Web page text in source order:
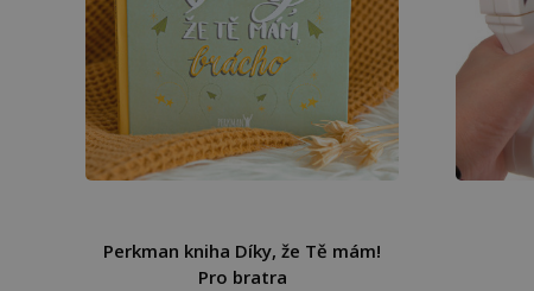
Perkman kniha Díky, že Tě mám!
Pro bratra